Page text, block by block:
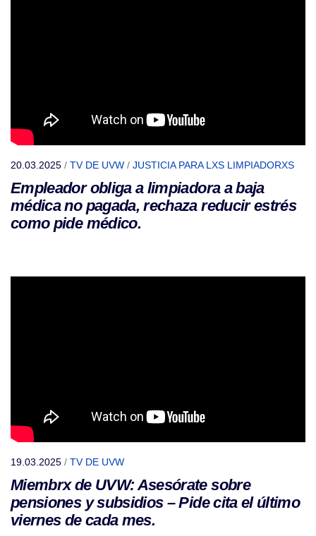
20.03.2025 / TV DE UVW / JUSTICIA PARA LXS LIMPIADORXS
Empleador obliga a limpiadora a baja
médica no pagada, rechaza reducir estrés
como pide médico.
19.03.2025 / TV DE UVW
Miembrx de UVW: Asesórate sobre
pensiones y subsidios – Pide cita el último
viernes de cada mes.